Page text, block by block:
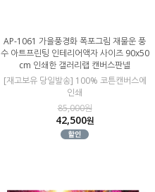
AP-1061 가을풍경화 폭포그림 재물운 풍
수 아트프린팅 인테리어액자 사이즈 90x50
cm 인쇄한 갤러리랩 캔버스판넬
[재고보유 당일발송] 100% 코튼캔버스에
인쇄
85,000원
42,500원